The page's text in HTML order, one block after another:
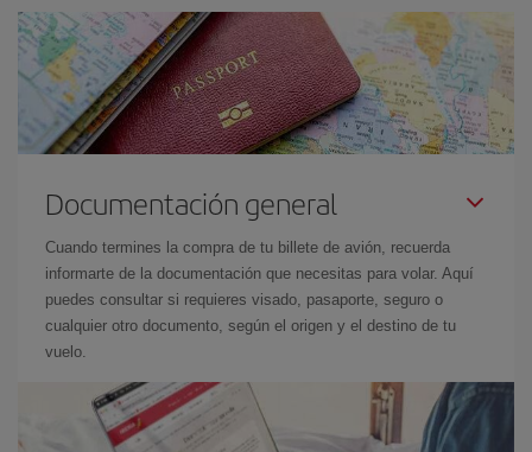
Documentación general
Cuando termines la compra de tu billete de avión, recuerda
informarte de la documentación que necesitas para volar. Aquí
puedes consultar si requieres visado, pasaporte, seguro o
cualquier otro documento, según el origen y el destino de tu
vuelo.